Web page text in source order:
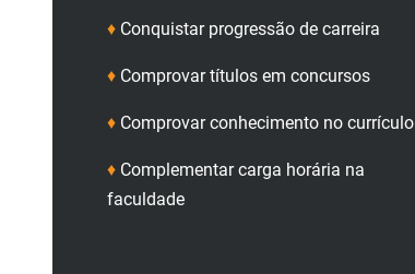
♦ Conquistar progressão de carreira
♦ Comprovar títulos em concursos
♦ Comprovar conhecimento no currículo
♦ Complementar carga horária na
faculdade